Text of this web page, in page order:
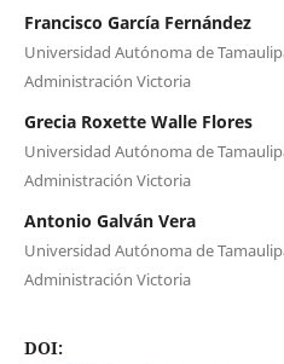
Francisco García Fernández
Universidad Autónoma de
Administración Victoria
Grecia Roxette Walle Flores
Universidad Autónoma de
Administración Victoria
Antonio Galván Vera
Universidad Autónoma de
Administración Victoria
DOI: